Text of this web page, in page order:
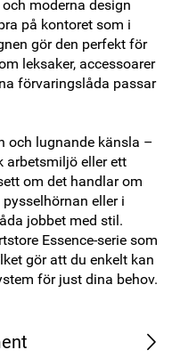
moderna design
på kontoret som i
gör den perfekt för
leksaker, accessoarer
förvaringslåda passar
och lugnande känsla –
arbetsmiljö eller ett
om det handlar om
eller i
jobbet med stil.
Essence-serie som
gör att du enkelt kan